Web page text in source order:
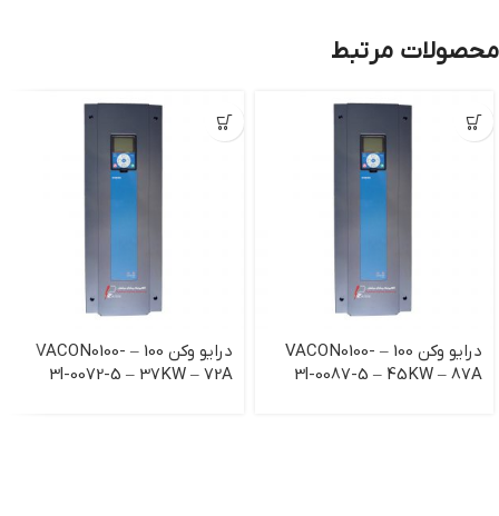
محصولات مرتبط
درایو وکن 100 – VACON0100-
3l-0087-5 – 45KW – 87A
درایو وکن 100 – VACON0100-
3l-0072-5 – 37KW – 72A